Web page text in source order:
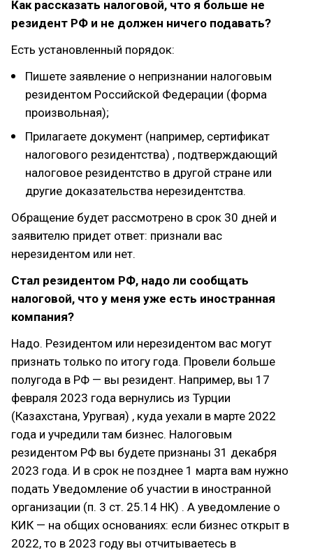
Как рассказать налоговой, что я больше не
резидент РФ и не должен ничего подавать?
Есть установленный порядок:
Пишете заявление о непризнании налоговым
резидентом Российской Федерации (форма
произвольная);
Прилагаете документ (например, сертификат
налогового резидентства) , подтверждающий
налоговое резидентство в другой стране или
другие доказательства нерезидентства.
Обращение будет рассмотрено в срок 30 дней и
заявителю придет ответ: признали вас
нерезидентом или нет.
Стал резидентом РФ, надо ли сообщать
налоговой, что у меня уже есть иностранная
компания?
Надо. Резидентом или нерезидентом вас могут
признать только по итогу года. Провели больше
полугода в РФ — вы резидент. Например, вы 17
февраля 2023 года вернулись из Турции
(Казахстана, Уругвая) , куда уехали в марте 2022
года и учредили там бизнес. Налоговым
резидентом РФ вы будете признаны 31 декабря
2023 года. И в срок не позднее 1 марта вам нужно
подать Уведомление об участии в иностранной
организации (п. 3 ст. 25.14 НК) . А уведомление о
КИК — на общих основаниях: если бизнес открыт в
2022, то в 2023 году вы отчитываетесь в